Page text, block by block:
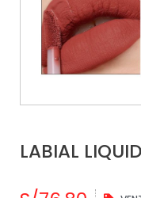
LABIAL